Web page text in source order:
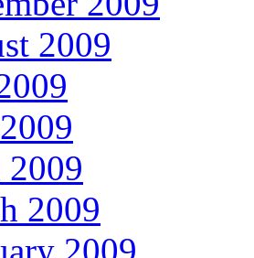
2009
2009